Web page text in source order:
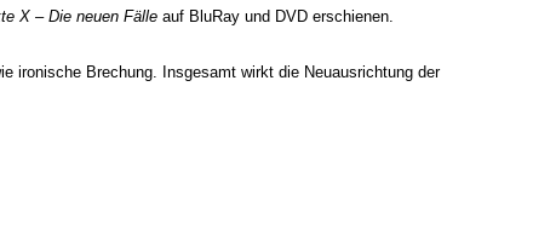
X – Die neuen Fälle auf BluRay und DVD erschienen.
ironische Brechung. Insgesamt wirkt die Neuausrichtung der